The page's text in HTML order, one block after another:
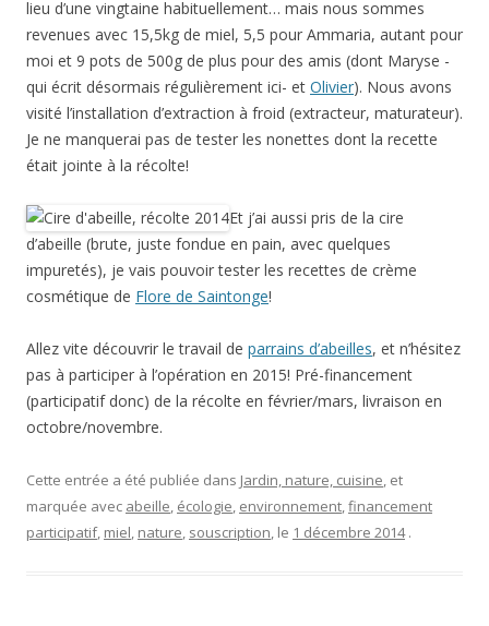
lieu d’une vingtaine habituellement… mais nous sommes
revenues avec 15,5kg de miel, 5,5 pour Ammaria, autant pour
moi et 9 pots de 500g de plus pour des amis (dont Maryse -
qui écrit désormais régulièrement ici- et Olivier). Nous avons
visité l’installation d’extraction à froid (extracteur, maturateur).
Je ne manquerai pas de tester les nonettes dont la recette
était jointe à la récolte!
Et j’ai aussi pris de la cire
d’abeille (brute, juste fondue en pain, avec quelques
impuretés), je vais pouvoir tester les recettes de crème
cosmétique de Flore de Saintonge!
Allez vite découvrir le travail de parrains d’abeilles, et n’hésitez
pas à participer à l’opération en 2015! Pré-financement
(participatif donc) de la récolte en février/mars, livraison en
octobre/novembre.
Cette entrée a été publiée dans Jardin, nature, cuisine, et
marquée avec abeille, écologie, environnement,financement
participatif, miel, nature, souscription, le 1 décembre 2014 .